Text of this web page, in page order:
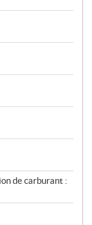
de carburant :